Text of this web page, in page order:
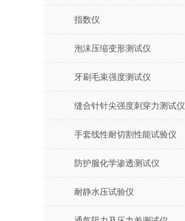
指数仪
泡沫压缩变形测试仪
牙刷毛束强度测试仪
缝合针针尖强度刺穿力测试仪
手套线性耐切割性能试验仪
防护服化学渗透测试仪
耐静水压试验仪